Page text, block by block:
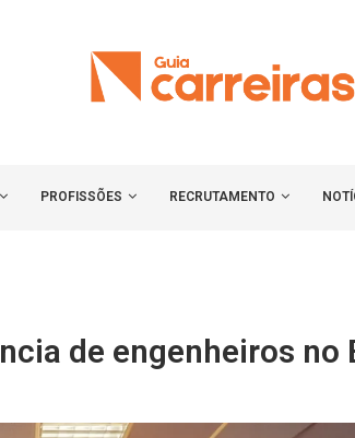
PROFISSÕES RECRUTAMENTO
de engenheiros no